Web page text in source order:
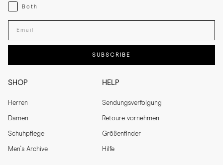
SHOP
Herren
Damen
Schuhpflege
Men's Archive
HELP
Sendungsverfolgung
Retoure vornehmen
Größenfinder
Hilfe
Both
Both
Enter your email adress
SUBSCRIBE